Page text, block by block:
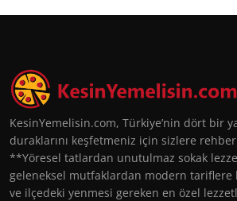
KesinYemelisin.com, Türkiye’nin dört bir
duraklarını keşfetmeniz için sizlere
**Yöresel tatlardan unutulmaz sokak
geleneksel mutfaklardan modern
ve ilçedeki yenmesi gereken en özel